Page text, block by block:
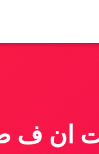
ان ف